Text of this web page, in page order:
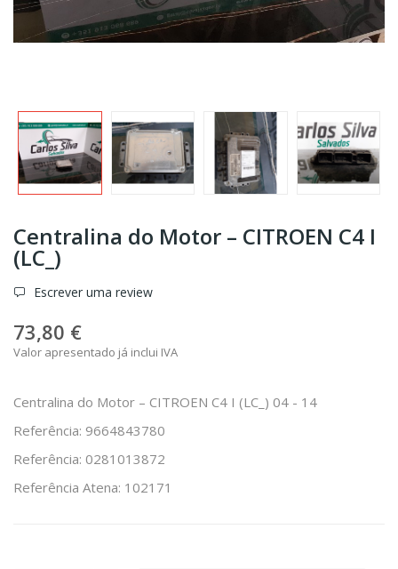
Centralina do Motor – CITROEN C4 I
(LC_)
Escrever uma review
73,80 €
Valor apresentado já inclui IVA
Centralina do Motor – CITROEN C4 I (LC_) 04 - 14
Referência: 9664843780
Referência: 0281013872
Referência Atena: 102171